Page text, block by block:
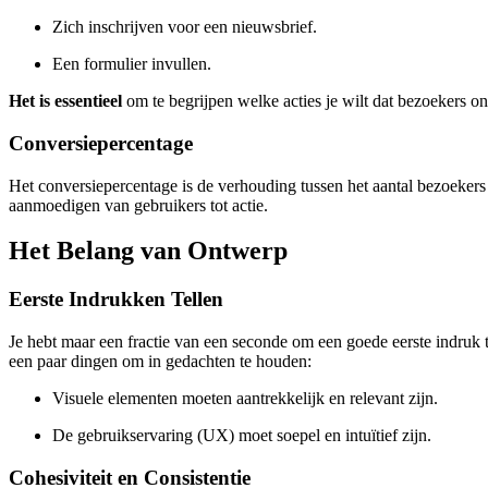
Zich inschrijven voor een nieuwsbrief.
Een formulier invullen.
Het is essentieel om te begrijpen welke acties je wilt dat bezoekers
Conversiepercentage
Het conversiepercentage is de verhouding tussen het aantal
aanmoedigen van gebruikers tot actie.
Het Belang van Ontwerp
Eerste Indrukken Tellen
Je hebt maar een fractie van een seconde om een goede eerste
een paar dingen om in gedachten te houden:
Visuele elementen moeten aantrekkelijk en relevant zijn.
De gebruikservaring (UX) moet soepel en intuïtief zijn.
Cohesiviteit en Consistentie